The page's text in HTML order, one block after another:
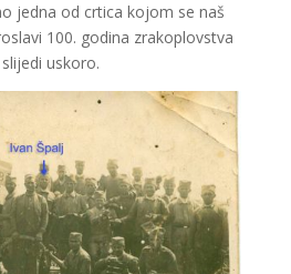
jedna od crtica kojom se naš
100. godina zrakoplovstva
uskoro.